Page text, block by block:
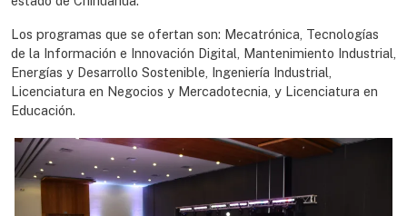
Los programas que se ofertan son: Mecatrónica, Tecnologías
de la Información e Innovación Digital, Mantenimiento Industrial,
Energías y Desarrollo Sostenible, Ingeniería Industrial,
Licenciatura en Negocios y Mercadotecnia, y Licenciatura en
Educación.